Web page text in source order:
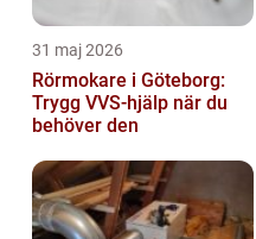
31 maj 2026
Rörmokare i Göteborg:
Trygg VVS-hjälp när du
behöver den